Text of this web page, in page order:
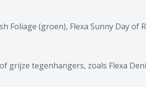
Foliage (groen), Flexa Sunny Day of
grijze tegenhangers, zoals Flexa